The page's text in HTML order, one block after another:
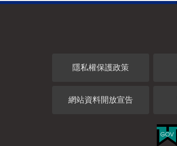
隱私權保護政策
網站資料開放宣告